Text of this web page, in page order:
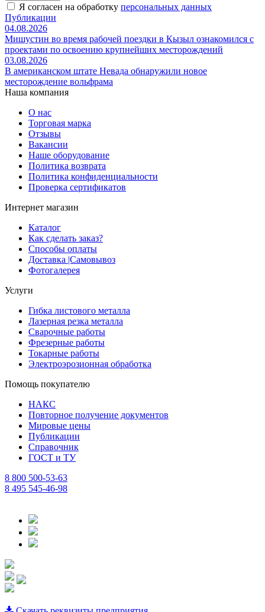
Я согласен на обработку персональных данных
Публикации
04.08.2026
Мишустин во время рабочей поездки в Кызыл ознакомился с
проектами по освоению крупнейших месторождений
03.08.2026
В американском штате Невада обнаружили новое
месторождение вольфрама
Наша компания
О нас
Торговая марка
Отзывы
Вакансии
Наше оборудование
Политика возврата
Политика конфиденциальности
Проверка сертификатов
Интернет магазин
Каталог
Как сделать заказ?
Способы оплаты
Доставка |Cамовывоз
Фотогалерея
Услуги
Гибка листового металла
Лазерная резка металла
Сварочные работы
Фрезерные работы
Токарные работы
Электроэрозионная обработка
Помощь покупателю
НАКС
Повторное получение документов
Мировые цены
Публикации
Справочник
ГОСТ и ТУ
8 800 500-53-63
8 495 545-46-98